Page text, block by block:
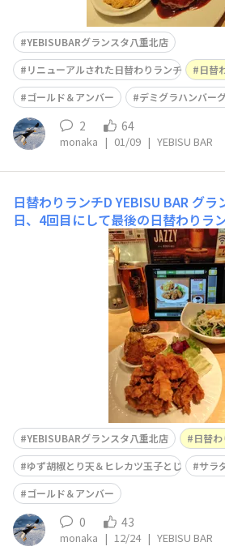
YEBISUBARグランスタ八重北店
リニューアルされた日替わりランチ
日替
ゴールド＆アンバー
デミグラハンバー
2 64
monaka | 01/09 | YEBISU BAR
日替わりランチD YEBISU BAR グ
日、4回目にして最後の日替わりラ
天＆ヒレカツ玉子とじ」😋おつまみ
番好み😆サラダをチョイスしておつ
ド＆アンバーなどと共に🍺 年明け
は多少リニューアルされる模様
YEBISUBARグランスタ八重北店
日替
ゆず胡椒とり天＆ヒレカツ玉子とじ
サラ
ゴールド＆アンバー
0 43
monaka | 12/24 | YEBISU BAR